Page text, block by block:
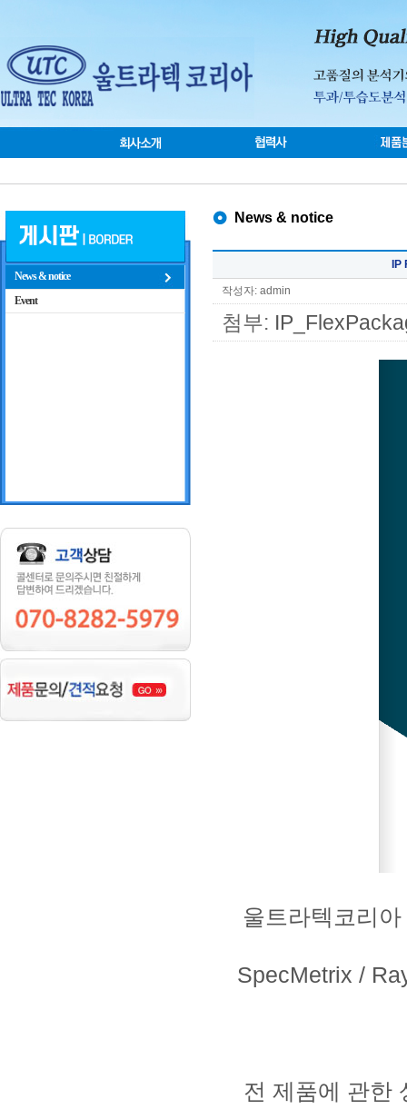
News & notice
Event
News & notice
작성자: admin
첨부:
울트라텍코리
SpecMetrix /
전 제품에 관한